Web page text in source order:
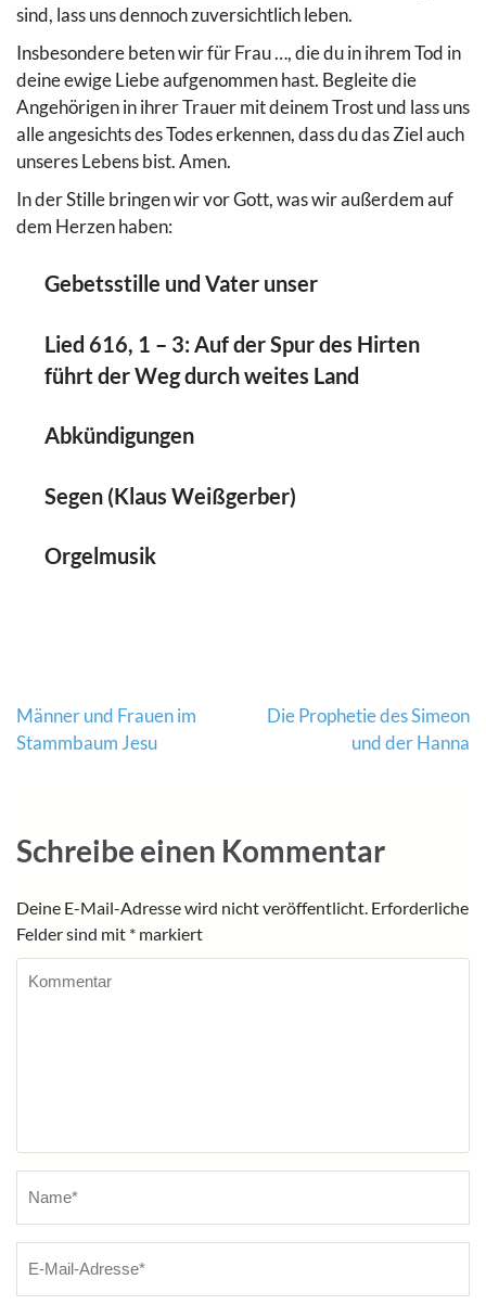
sind, lass uns dennoch zuversichtlich leben.
Insbesondere beten wir für Frau …, die du in ihrem Tod in
deine ewige Liebe aufgenommen hast. Begleite die
Angehörigen in ihrer Trauer mit deinem Trost und lass uns
alle angesichts des Todes erkennen, dass du das Ziel auch
unseres Lebens bist. Amen.
In der Stille bringen wir vor Gott, was wir außerdem auf
dem Herzen haben:
Gebetsstille und Vater unser
Lied 616, 1 – 3: Auf der Spur des Hirten
führt der Weg durch weites Land
Abkündigungen
Segen (Klaus Weißgerber)
Orgelmusik
Beitragsnavigation
Männer und Frauen im
Stammbaum Jesu
Die Prophetie des Simeon
und der Hanna
Schreibe einen Kommentar
Deine E-Mail-Adresse wird nicht veröffentlicht. Erforderliche
Felder sind mit * markiert